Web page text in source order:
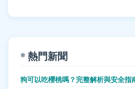
* 熱門新聞
狗可以吃櫻桃嗎？完整解析與安全指